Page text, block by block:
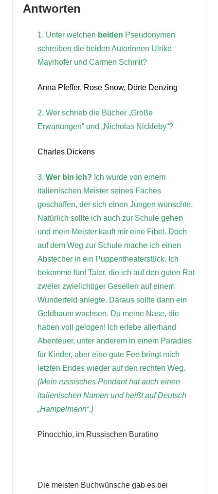
Antworten
1. Unter welchen beiden Pseudonymen
schreiben die beiden Autorinnen Ulrike
Mayrhofer und Carmen Schmit?
Anna Pfeffer, Rose Snow, Dörte Denzing
2. Wer schrieb die Bücher „Große
Erwartungen“ und „Nicholas Nickleby“?
Charles Dickens
3. Wer bin ich? Ich wurde von einem
italienischen Meister seines Faches
geschaffen, der sich einen Jungen wünschte.
Natürlich sollte ich auch zur Schule gehen
und mein Meister kauft mir eine Fibel. Doch
auf dem Weg zur Schule mache ich einen
Abstecher in ein Puppentheaterstück. Ich
bekomme fünf Taler, die ich auf den guten Rat
zweier zwielichtiger Gesellen auf einem
Wunderfeld anlegte. Daraus sollte dann ein
Geldbaum wachsen. Du meine Nase, die
haben voll gelogen! Ich erlebe allerhand
Abenteuer, unter anderem in einem Paradies
für Kinder, aber eine gute Fee bringt mich
letzten Endes wieder auf den rechten Weg.
(Mein russisches Pendant hat auch einen
italienischen Namen und heißt auf Deutsch
„Hampelmann“.)
Pinocchio, im Russischen Buratino
Die meisten Buchwünsche gab es bei